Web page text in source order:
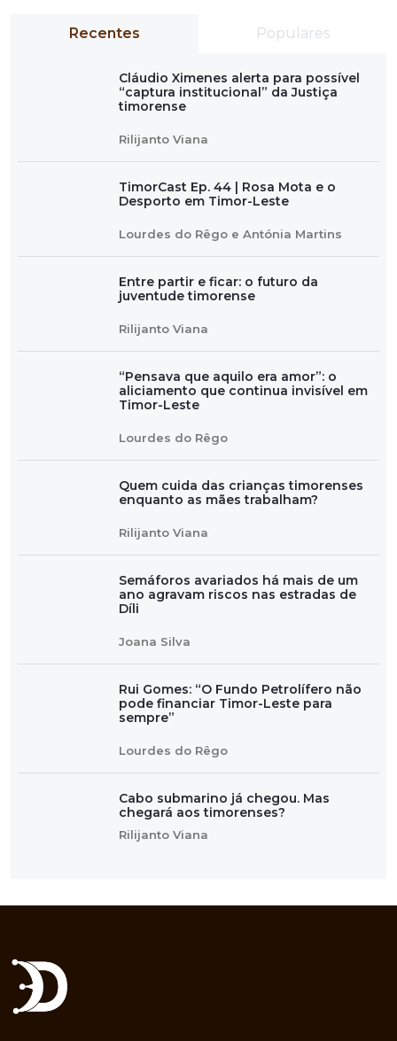
Recentes Populares
Cláudio Ximenes alerta para possível
“captura institucional” da Justiça
timorense
Rilijanto Viana
TimorCast Ep. 44 | Rosa Mota e o
Desporto em Timor-Leste
Lourdes do Rêgo e Antónia Martins
Entre partir e ficar: o futuro da
juventude timorense
Rilijanto Viana
“Pensava que aquilo era amor”: o
aliciamento que continua invisível em
Timor-Leste
Lourdes do Rêgo
Quem cuida das crianças timorenses
enquanto as mães trabalham?
Rilijanto Viana
Semáforos avariados há mais de um
ano agravam riscos nas estradas de
Díli
Joana Silva
Rui Gomes: “O Fundo Petrolífero não
pode financiar Timor-Leste para
sempre”
Lourdes do Rêgo
Cabo submarino já chegou. Mas
chegará aos timorenses?
Rilijanto Viana